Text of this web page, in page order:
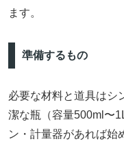
ます。
準備するもの
必要な材料と道具はシ
潔な瓶（容量500ml〜
ン・計量器があれば始